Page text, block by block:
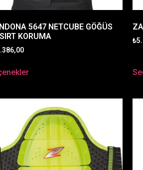
5647 NETCUBE GÖĞÜS
KORUMA
₺